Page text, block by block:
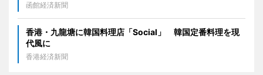
函館経済新聞
香港・九龍塘に韓国料理店「Social」 韓国定番料理を現
代風に
香港経済新聞